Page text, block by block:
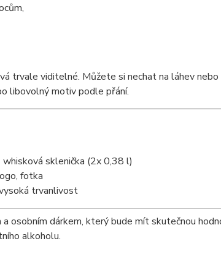
trvale viditelné. Můžete si nechat na láhev
libovolný motiv podle přání.
sklenička (2x 0,38 l)
fotka
trvanlivost
osobním dárkem, který bude mít skutečnou
alkoholu.